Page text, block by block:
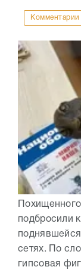
Комментарии
подбросили
сетях. По
гипсовая